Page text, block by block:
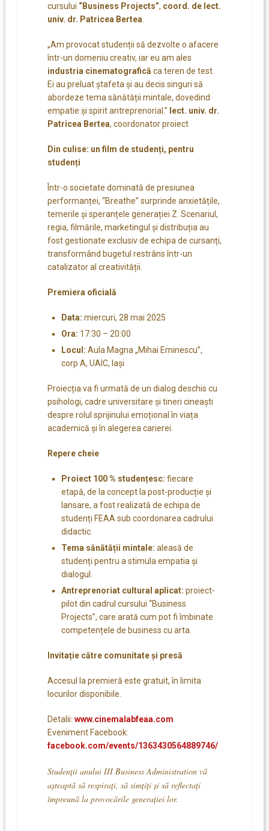
cursului “Business Projects”, coord. de lect.
univ. dr. Patricea Bertea
„Am provocat studenții să dezvolte o afacere
într-un domeniu creativ, iar eu am ales
industria cinematografică ca teren de test.
Ei au preluat ștafeta și au decis singuri să
abordeze tema sănătății mintale, dovedind
empatie și spirit antreprenorial.” lect. univ. dr.
Patricea Bertea, coordonator proiect
Din culise: un film de studenți, pentru
studenți
Într-o societate dominată de presiunea
performanței, “Breathe” surprinde anxietățile,
temerile și speranțele generației Z. Scenariul,
regia, filmările, marketingul și distribuția au
fost gestionate exclusiv de echipa de cursanți,
transformând bugetul restrâns într-un
catalizator al creativității.
Premiera oficială
Data: miercuri, 28 mai 2025
Ora: 17:30 – 20:00
Locul: Aula Magna „Mihai Eminescu”,
corp A, UAIC, Iași
Proiecția va fi urmată de un dialog deschis cu
psihologi, cadre universitare și tineri cineaști
despre rolul sprijinului emoțional în viața
academică și în alegerea carierei.
Repere cheie
Proiect 100 % studențesc: fiecare
etapă, de la concept la post-producție și
lansare, a fost realizată de echipa de
studenți FEAA sub coordonarea cadrului
didactic.
Tema sănătății mintale: aleasă de
studenți pentru a stimula empatia și
dialogul.
Antreprenoriat cultural aplicat: proiect-
pilot din cadrul cursului “Business
Projects”, care arată cum pot fi îmbinate
competențele de business cu arta.
Invitație către comunitate și presă
Accesul la premieră este gratuit, în limita
locurilor disponibile.
Detalii: www.cinemalabfeaa.com
Eveniment Facebook:
facebook.com/events/1363430564889746/
Studenții anului III Business Administration vă
așteaptă să respirați, să simțiți și să reflectați
împreună la provocările generației lor.